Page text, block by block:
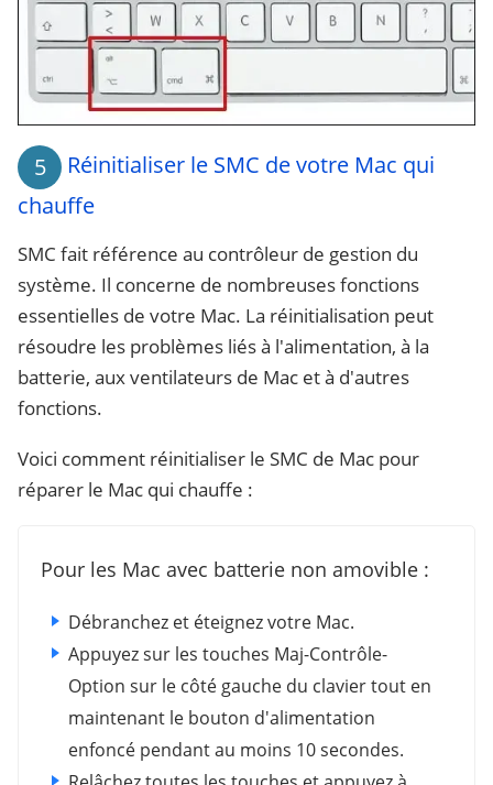
5
Réinitialiser le SMC de votre Mac qui
chauffe
SMC fait référence au contrôleur de gestion du
système. Il concerne de nombreuses fonctions
essentielles de votre Mac. La réinitialisation peut
résoudre les problèmes liés à l'alimentation, à la
batterie, aux ventilateurs de Mac et à d'autres
fonctions.
Voici comment réinitialiser le SMC de Mac pour
réparer le Mac qui chauffe :
Pour les Mac avec batterie non amovible :
Débranchez et éteignez votre Mac.
Appuyez sur les touches Maj-Contrôle-
Option sur le côté gauche du clavier tout en
maintenant le bouton d'alimentation
enfoncé pendant au moins 10 secondes.